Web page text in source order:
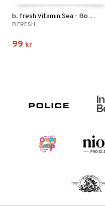
b. fresh Vitamin Sea - Body Wash
B.FRESH
99 kr